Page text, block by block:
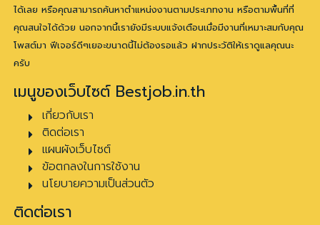
ได้เลย หรือคุณสามารถค้นหาตำแหน่งงานตามประเภทงาน หรือตามพื้นที่ที่
คุณสนใจได้ด้วย นอกจากนี้เรายังมีระบบแจ้งเตือนเมื่อมีงานที่เหมาะสมกับคุณ
โพสต์มา ฟีเจอร์ดีๆเยอะขนาดนี้ไม่ต้องรอแล้ว ฝากประวัติให้เราดูแลคุณนะ
ครับ
เมนูของเว็บไซต์ Bestjob.in.th
เกี่ยวกับเรา
ติดต่อเรา
แผนผังเว็บไซต์
ข้อตกลงในการใช้งาน
นโยบายความเป็นส่วนตัว
ติดต่อเรา